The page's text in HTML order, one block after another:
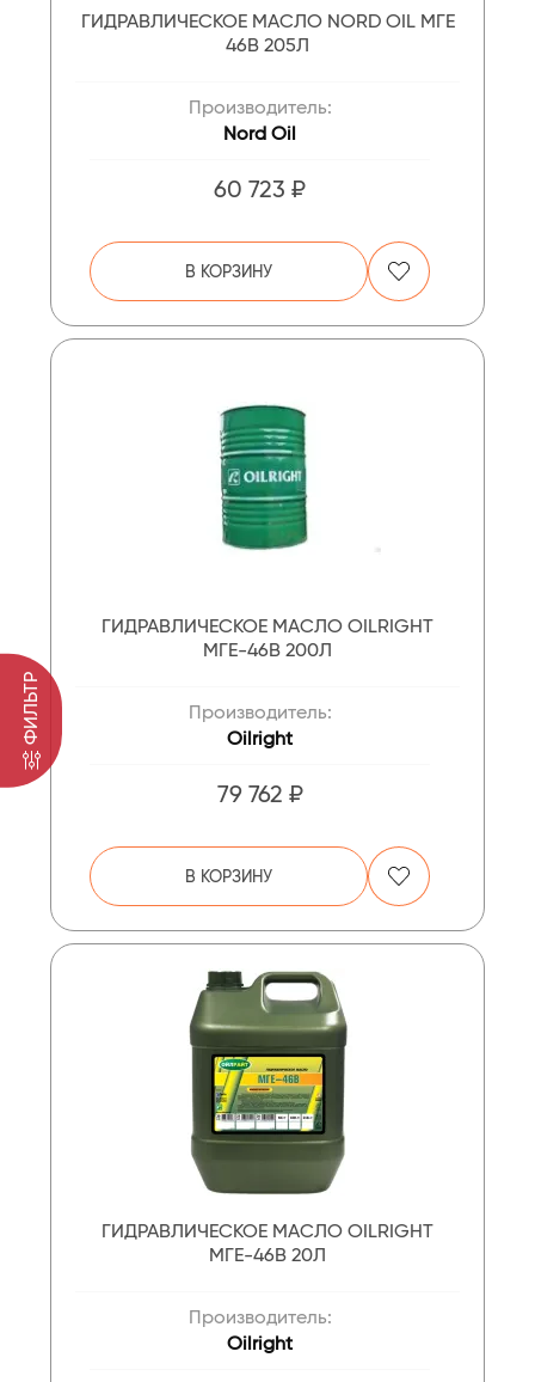
ФИЛЬТР
ГИДРАВЛИЧЕСКОЕ МАСЛО NORD OIL МГЕ
46В 205Л
Производитель:
Nord Oil
60 723 ₽
В КОРЗИНУ
ГИДРАВЛИЧЕСКОЕ МАСЛО OILRIGHT
МГЕ-46В 200Л
Производитель:
Oilright
79 762 ₽
В КОРЗИНУ
ГИДРАВЛИЧЕСКОЕ МАСЛО OILRIGHT
МГЕ-46В 20Л
Производитель:
Oilright